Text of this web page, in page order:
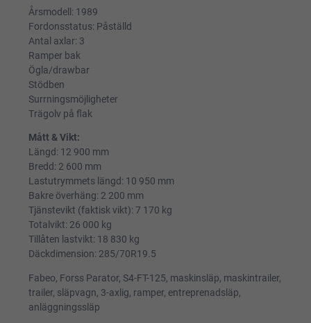
Årsmodell: 1989
Fordonsstatus: Påställd
Antal axlar: 3
Ramper bak
Ögla/drawbar
Stödben
Surrningsmöjligheter
Trägolv på flak
Mått & Vikt:
Längd: 12 900 mm
Bredd: 2 600 mm
Lastutrymmets längd: 10 950 mm
Bakre överhäng: 2 200 mm
Tjänstevikt (faktisk vikt): 7 170 kg
Totalvikt: 26 000 kg
Tillåten lastvikt: 18 830 kg
Däckdimension: 285/70R19.5
Fabeo, Forss Parator, S4-FT-125, maskinsläp, maskintrailer,
trailer, släpvagn, 3-axlig, ramper, entreprenadsläp,
anläggningssläp